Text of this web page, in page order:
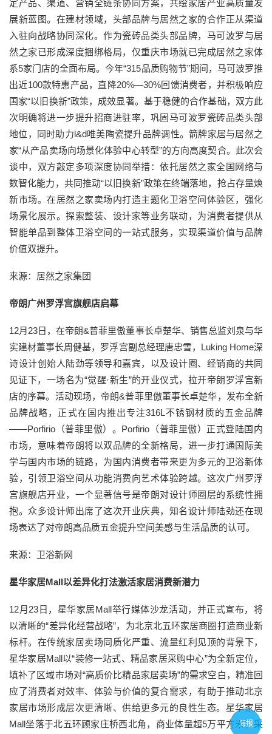
定产品、渠道、营销全链条协同方案，共绘家居产业高质量发
展新蓝图。在建材领域，头部品牌与居然之家的合作正从渠道
入驻向战略协同深化。作为瓷砖品类头部品牌，马可波罗与居
然之家已形成深度捆绑格局，仅重庆市场就已完成居然之家体
系5家门店的全面布局。今年“315品质购物节”期间，马可波罗推
出近100款特惠产品，直降20%—30%回馈消费者，并积极响应
国家“以旧换新”政策，成效显著。基于稳健的合作基础，双方此
次明确将进一步提升招商进驻率，巩固马可波罗瓷砖品类头部
地位，同时助力l&d唯美陶瓷提升品牌调性。箭牌家居与居然之
家“从产品卖场向场景化体验中心转型”的方向高度契合。此次会
谈中，双方敲定多项深度协同举措：依托居然之家全国网络与
数智化能力，共同推动“以旧换新”政策在终端落地，抢占存量焕
新市场。在居然之家卖场内打造主题化卫浴空间体验区，强化
场景化展示。探索整装、设计家等业务联动，为消费者提供从
智能单品到整体卫浴空间的一站式服务，实现渠道价值与品牌
价值双提升。
来源：居然之家集团
帝朗广州罗浮宫旗舰店启幕
12月23日，在帝朗&普菲里傲董事长卓楚华、销售总监刘泉与华
实建材董事长周健基，罗浮宫副总经理唐忠雪，Luking Home深
诗设计创始人陆劲等领导和嘉宾，以及设计圈、经销商的共同
见证下，一场名为“觉醒·新生”的开业仪式，拉开帝朗罗浮宫新
店的序幕。活动现场，帝朗&普菲里傲董事长卓楚华，发布全新
品牌战略，正式在国内推出专注316L不锈钢材质的五金品牌
——Porfirio（普菲里傲）。Porfirio（普菲里傲）正式登陆国内
市场，意味着帝朗将以双品牌的全新格局，进一步打通国际美
学与国内市场的链路，为国内消费者带来更为多元的卫浴新体
验，引领卫浴空间从功能消费向艺术体验跨越。这次广州罗浮
宫旗舰店开业，一个显著信号是帝朗对设计师圈层的系统性拥
抱。众多设计师出席了这次开业庆典，知名设计师陆劲还在现
场表达了对帝朗高品质五金提升空间美感与生活品质的认可。
来源：卫浴新网
星华家居Mall以差异化打法激活家居消费新潜力
12月23日，星华家居Mall举行媒体沙龙活动，并正式宣布，将
以清晰的“差异化经营战略”，为北京北五环家居商圈打造商业新
标杆。在传统家居卖场同质化严重、流量红利见顶的背景下，
星华家居Mall以“装修一站式、精品家居采购中心”为全新定位，
填补了区域市场对“高质价比精品家居卖场”的需求空白，精准回
应了消费者对效率、体验与价值的复合需求，有助于推动北京
家居市场形成层次更清晰、供给更多元的良性生态。星华家居
Mall坐落于北五环顾家庄桥西北角，商业体量超5万平方米，采
海报